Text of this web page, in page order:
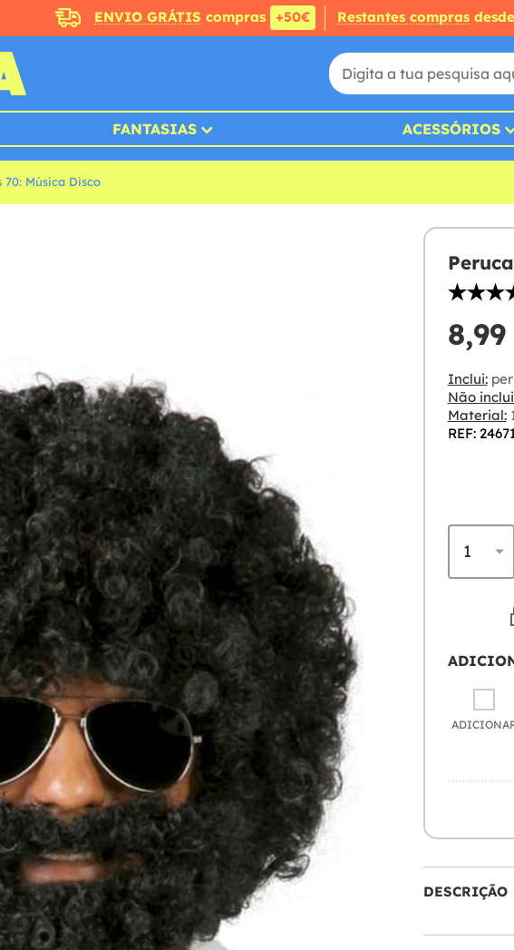
ENVIO GRÁTIS compras +50€ Restantes compras
FANTASIAS ACESSÓRIOS
70: Música Disco
Inclui:
Não
Material:
REF:
DESCRIÇÃO